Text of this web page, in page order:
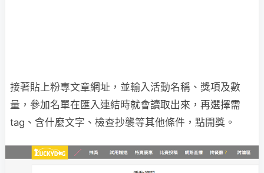
接著貼上粉專文章網址，並輸入活動名稱、獎項及數
量，參加名單在匯入連結時就會讀取出來，再選擇需
tag、含什麼文字、檢查抄襲等其他條件，點開獎。